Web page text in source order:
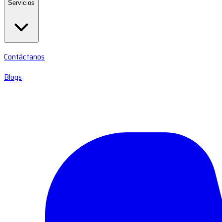
Servicios
Contáctanos
Blogs